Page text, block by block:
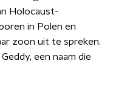
Holocaust-
in Polen en
zoon uit te spreken.
een naam die